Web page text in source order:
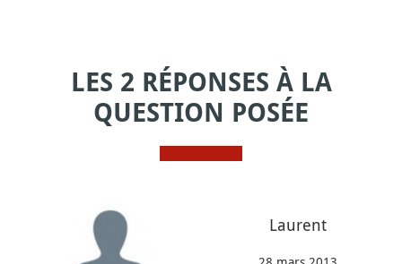
LES 2 RÉPONSES À LA
QUESTION POSÉE
Laurent